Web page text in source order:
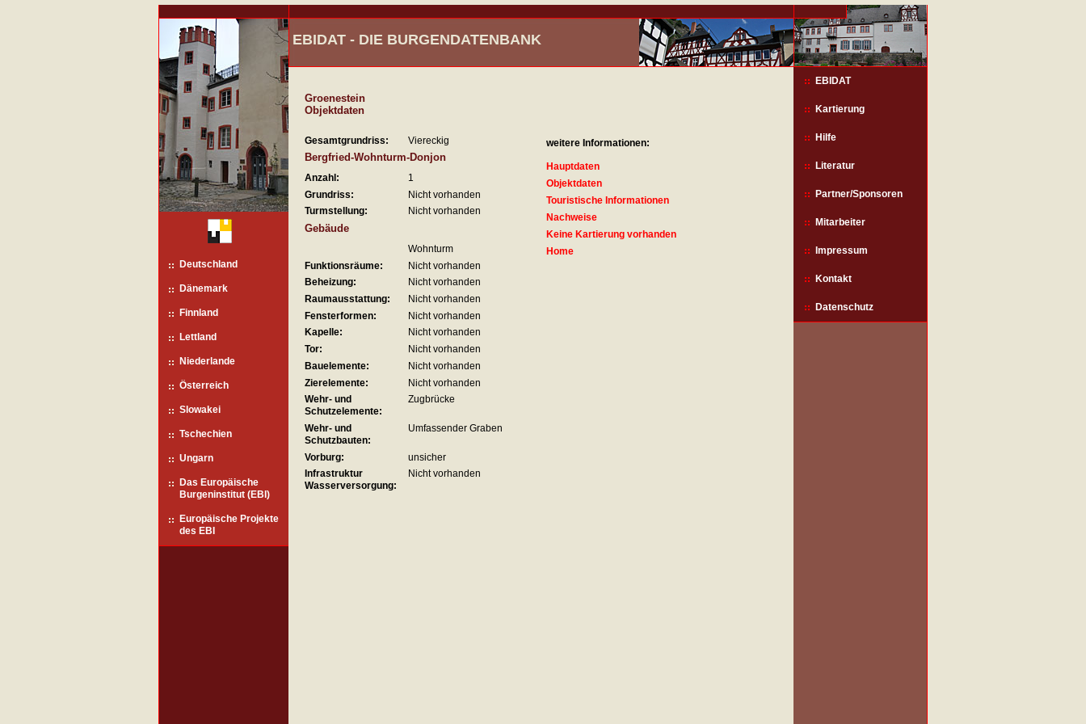
EBIDAT - DIE BURGENDATENBANK
Deutschland
Dänemark
Finnland
Lettland
Niederlande
Österreich
Slowakei
Tschechien
Ungarn
Das Europäische
Burgeninstitut (EBI)
Europäische Projekte
des EBI
Groenestein
Objektdaten
Gesamtgrundriss: Viereckig
Bergfried-Wohnturm-Donjon
Anzahl:
1
Grundriss:
Nicht vorhanden
Turmstellung:
Nicht vorhanden
Gebäude
Wohnturm
Funktionsräume:
Nicht vorhanden
Beheizung:
Nicht vorhanden
Raumausstattung:
Nicht vorhanden
Fensterformen:
Nicht vorhanden
Kapelle:
Nicht vorhanden
Tor:
Nicht vorhanden
Bauelemente:
Nicht vorhanden
Zierelemente:
Nicht vorhanden
Wehr- und
Schutzelemente:
Zugbrücke
Wehr- und
Schutzbauten:
Umfassender Graben
Vorburg:
unsicher
Infrastruktur
Wasserversorgung:
Nicht vorhanden
weitere Informationen:
Hauptdaten
Objektdaten
Touristische Informationen
Nachweise
Keine Kartierung vorhanden
Home
EBIDAT
Kartierung
Hilfe
Literatur
Partner/Sponsoren
Mitarbeiter
Impressum
Kontakt
Datenschutz